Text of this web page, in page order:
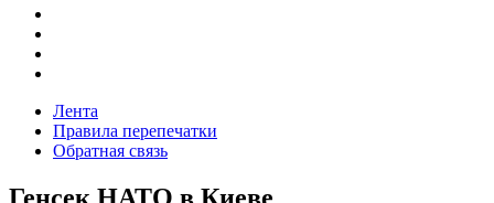
Лента
Правила перепечатки
Обратная связь